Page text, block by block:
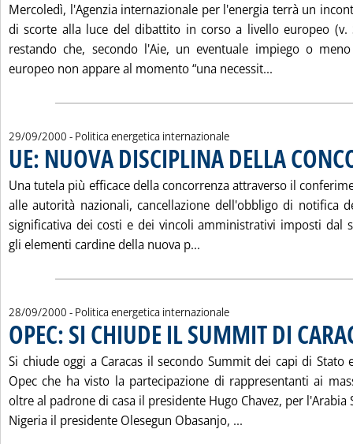
Mercoledì, l'Agenzia internazionale per l'energia terrà un
di scorte alla luce del dibattito in corso a livello europeo (v.
restando che, secondo l'Aie, un eventuale impiego o
europeo non appare al momento “una necessit...
29/09/2000 - Politica energetica internazionale
UE: NUOVA DISCIPLINA DELLA
Una tutela più efficace della concorrenza attraverso il
alle autorità nazionali, cancellazione dell'obbligo di notifica
significativa dei costi e dei vincoli amministrativi imposti dal
gli elementi cardine della nuova p...
28/09/2000 - Politica energetica internazionale
OPEC: SI CHIUDE IL SUMMIT DI
Si chiude oggi a Caracas il secondo Summit dei capi di Stato
Opec che ha visto la partecipazione di rappresentanti ai
oltre al padrone di casa il presidente Hugo Chavez, per l'Arabia
Nigeria il presidente Olesegun Obasanjo, ...